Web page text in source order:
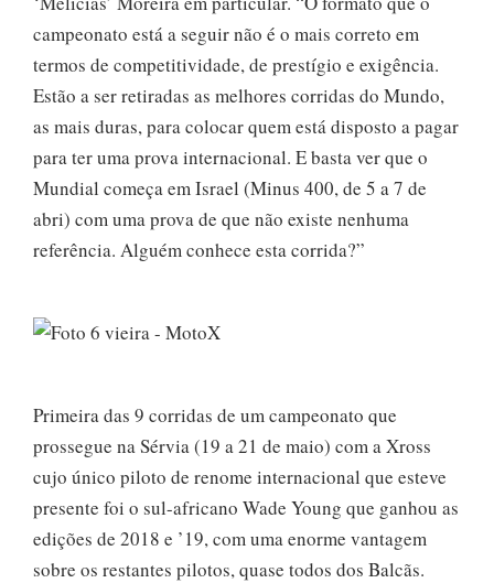
campeonato está a seguir não é o mais correto em
termos de competitividade, de prestígio e exigência.
Estão a ser retiradas as melhores corridas do Mundo,
as mais duras, para colocar quem está disposto a pagar
para ter uma prova internacional. E basta ver que o
Mundial começa em Israel (Minus 400, de 5 a 7 de
abri) com uma prova de que não existe nenhuma
referência. Alguém conhece esta corrida?”
Primeira das 9 corridas de um campeonato que
prossegue na Sérvia (19 a 21 de maio) com a Xross
cujo único piloto de renome internacional que esteve
presente foi o sul-africano Wade Young que ganhou as
edições de 2018 e ’19, com uma enorme vantagem
sobre os restantes pilotos, quase todos dos Balcãs.